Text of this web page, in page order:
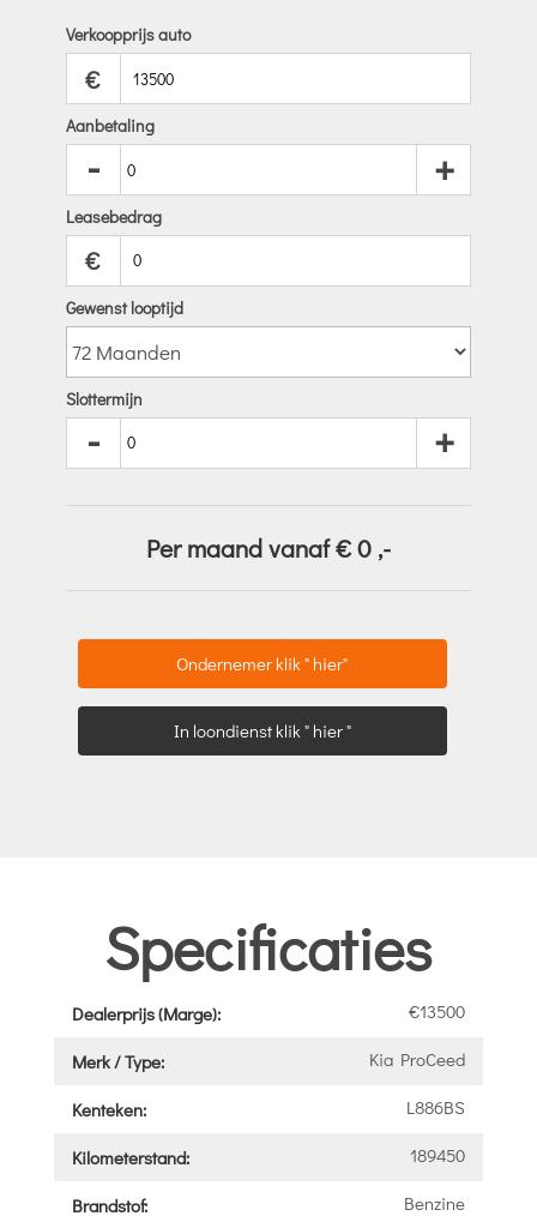
Verkoopprijs auto
€
Aanbetaling
- +
Leasebedrag
€
Gewenst looptijd
Slottermijn
- +
Per maand vanaf €0 ,-
Ondernemer klik " hier"
In loondienst klik " hier "
Specificaties
Dealerprijs (Marge): €13500
Merk / Type: Kia ProCeed
Kenteken: L886BS
Kilometerstand: 189450
Brandstof: Benzine